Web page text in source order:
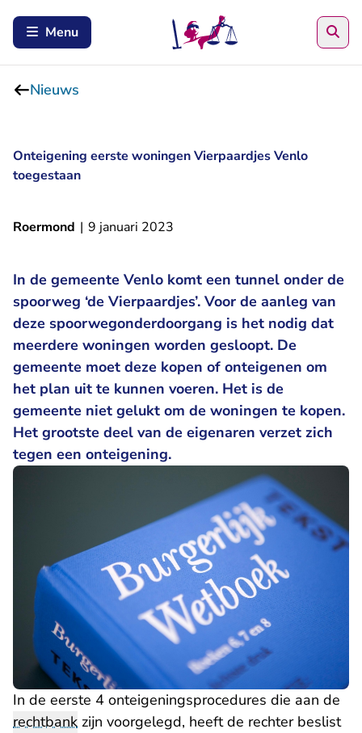
Menu
Nieuws
Onteigening eerste woningen Vierpaardjes Venlo
toegestaan
Roermond | 9 januari 2023
In de gemeente Venlo komt een tunnel onder de
spoorweg ‘de Vierpaardjes’. Voor de aanleg van
deze spoorwegonderdoorgang is het nodig dat
meerdere woningen worden gesloopt. De
gemeente moet deze kopen of onteigenen om
het plan uit te kunnen voeren. Het is de
gemeente niet gelukt om de woningen te kopen.
Het grootste deel van de eigenaren verzet zich
tegen een onteigening.
In de eerste 4 onteigeningsprocedures die aan de
rechtbank zijn voorgelegd, heeft de rechter beslist